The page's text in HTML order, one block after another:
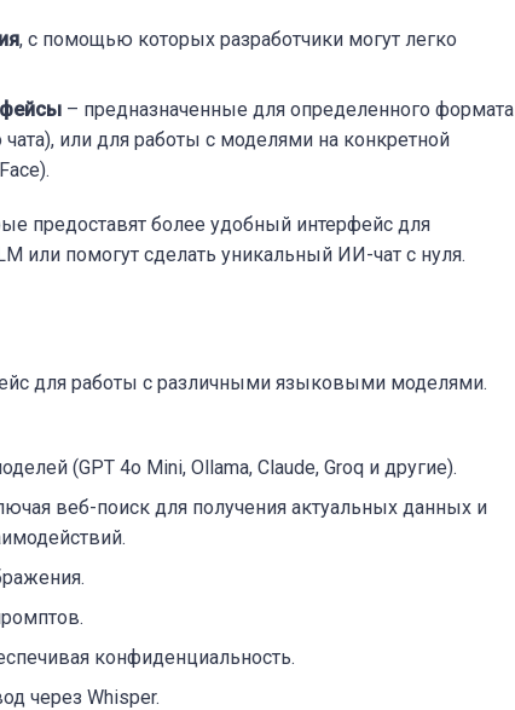
, с помощью которых разработчики могут легко
– предназначенные для определенного формата
или для работы с моделями на конкретной
).
предоставят более удобный интерфейс для
или помогут сделать уникальный ИИ-чат с нуля.
для работы с различными языковыми моделями.
(GPT 4o Mini, Ollama, Claude, Groq и другие).
веб-поиск для получения актуальных данных и
конфиденциальность.
через Whisper.